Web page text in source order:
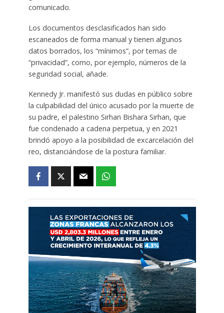
comunicado.
Los documentos desclasificados han sido
escaneados de forma manual y tienen algunos
datos borrados, los “mínimos”, por temas de
“privacidad”, como, por ejemplo, números de la
seguridad social, añade.
Kennedy Jr. manifestó sus dudas en público sobre
la culpabilidad del único acusado por la muerte de
su padre, el palestino Sirhan Bishara Sirhan, que
fue condenado a cadena perpetua, y en 2021
brindó apoyo a la posibilidad de excarcelación del
reo, distanciándose de la postura familiar.